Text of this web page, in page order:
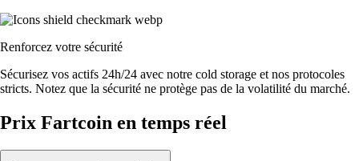
Renforcez votre sécurité
Sécurisez vos actifs 24h/24 avec notre cold storage et nos protocoles
stricts. Notez que la sécurité ne protège pas de la volatilité du marché.
Prix Fartcoin en temps réel